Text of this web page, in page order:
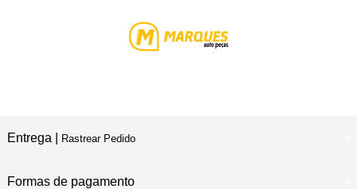
Entrega | Rastrear Pedido
Formas de pagamento